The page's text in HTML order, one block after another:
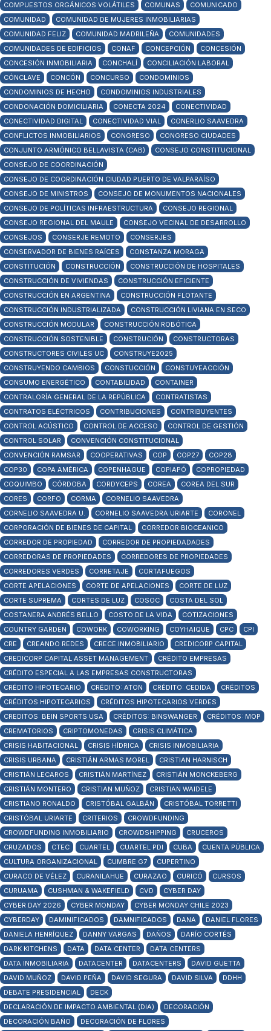
COMPUESTOS ORGÁNICOS VOLÁTILES COMUNAS
COMUNICADO
COMUNIDAD
COMUNIDAD DE MUJERES INMOBILIARIAS
COMUNIDAD FELIZ
COMUNIDAD MADRILEÑA
COMUNIDADES
COMUNIDADES DE EDIFICIOS
CONAF CONCEPCIÓN
CONCESIÓN
CONCESIÓN INMOBILIARIA
CONCHALÍ
CONCILIACIÓN LABORAL
CÓNCLAVE
CONCÓN CONCURSO
CONDOMINIOS
CONDOMINIOS DE HECHO
CONDOMINIOS INDUSTRIALES
CONDONACIÓN DOMICILIARIA
CONECTA 2024
CONECTIVIDAD
CONECTIVIDAD DIGITAL
CONECTIVIDAD VIAL
CONERLIO SAAVEDRA
CONFLICTOS INMOBILIARIOS
CONGRESO
CONGRESO CIUDADES
CONJUNTO ARMÓNICO BELLAVISTA (CAB)
CONSEJO CONSTITUCIONAL
CONSEJO DE COORDINACIÓN
CONSEJO DE COORDINACIÓN CIUDAD PUERTO DE VALPARAÍSO
CONSEJO DE MINISTROS
CONSEJO DE MONUMENTOS NACIONALES
CONSEJO DE POLÍTICAS INFRAESTRUCTURA
CONSEJO REGIONAL
CONSEJO REGIONAL DEL MAULE
CONSEJO VECINAL DE DESARROLLO
CONSEJOS
CONSERJE REMOTO
CONSERJES
CONSERVADOR DE BIENES RAÍCES
CONSTANZA MORAGA
CONSTITUCIÓN
CONSTRUCCIÓN
CONSTRUCCIÓN DE HOSPITALES
CONSTRUCCIÓN DE VIVIENDAS
CONSTRUCCIÓN EFICIENTE
CONSTRUCCIÓN EN ARGENTINA
CONSTRUCCIÓN FLOTANTE
CONSTRUCCIÓN INDUSTRIALIZADA
CONSTRUCCIÓN LIVIANA EN SECO
CONSTRUCCIÓN MODULAR
CONSTRUCCIÓN ROBÓTICA
CONSTRUCCIÓN SOSTENIBLE
CONSTRUCIÓN
CONSTRUCTORAS
CONSTRUCTORES CIVILES UC
CONSTRUYE2025
CONSTRUYENDO CAMBIOS
CONSTUCCIÓN
CONSTUYEACCIÓN
CONSUMO ENERGÉTICO
CONTABILIDAD
CONTAINER
CONTRALORÍA GENERAL DE LA REPÚBLICA
CONTRATISTAS
CONTRATOS ELÉCTRICOS
CONTRIBUCIONES
CONTRIBUYENTES
CONTROL ACÚSTICO
CONTROL DE ACCESO
CONTROL DE GESTIÓN
CONTROL SOLAR
CONVENCIÓN CONSTITUCIONAL
CONVENCIÓN RAMSAR
COOPERATIVAS COP COP27
COP28
COP30
COPA AMÉRICA COPENHAGUE COPIAPÓ
COPROPIEDAD
COQUIMBO
CÓRDOBA CORDYCEPS COREA
COREA DEL SUR
CORES
CORFO CORMA
CORNELIO SAAVEDRA
CORNELIO SAAVEDRA U.
CORNELIO SAAVEDRA URIARTE
CORONEL
CORPORACIÓN DE BIENES DE CAPITAL
CORREDOR BIOCEANICO
CORREDOR DE PROPIEDAD
CORREDOR DE PROPIEDADADES
CORREDORAS DE PROPIEDADES
CORREDORES DE PROPIEDADES
CORREDORES VERDES
CORRETAJE
CORTAFUEGOS
CORTE APELACIONES
CORTE DE APELACIONES
CORTE DE LUZ
CORTE SUPREMA
CORTES DE LUZ COSOC
COSTA DEL SOL
COSTANERA ANDRÉS BELLO
COSTO DE LA VIDA
COTIZACIONES
COUNTRY GARDEN
COWORK COWORKING COYHAIQUE CPC
CPI
CRE
CREANDO REDES CRECE INMOBILIARIO
CREDICORP CAPITAL
CREDICORP CAPITAL ASSET MANAGEMENT
CRÉDITO EMPRESAS
CRÉDITO ESPECIAL A LAS EMPRESAS CONSTRUCTORAS
CRÉDITO HIPOTECARIO
CRÉDITO: ATON CRÉDITO: CEDIDA
CRÉDITOS
CRÉDITOS HIPOTECARIOS
CRÉDITOS HIPOTECARIOS VERDES
CREDITOS: BEIN SPORTS USA
CRÉDITOS: BINSWANGER
CRÉDITOS: MOP
CREMATORIOS
CRIPTOMONEDAS
CRISIS CLIMÁTICA
CRISIS HABITACIONAL
CRISIS HÍDRICA
CRISIS INMOBILIARIA
CRISIS URBANA
CRISTIÁN ARMAS MOREL
CRISTIAN HARNISCH
CRISTIÁN LECAROS
CRISTIÁN MARTÍNEZ
CRISTIÁN MONCKEBERG
CRISTIÁN MONTERO
CRISTIAN MUÑOZ
CRISTIAN WAIDELE
CRISTIANO RONALDO
CRISTÓBAL GALBÁN
CRISTÓBAL TORRETTI
CRISTÓBAL URIARTE
CRITERIOS
CROWDFUNDING
CROWDFUNDING INMOBILIARIO
CROWDSHIPPING
CRUCEROS
CRUZADOS
CTEC CUARTEL CUARTEL PDI CUBA
CUENTA PÚBLICA
CULTURA ORGANIZACIONAL
CUMBRE G7
CUPERTINO
CURACO DE VÉLEZ
CURANILAHUE CURAZAO CURICÓ
CURSOS
CURUAMA
CUSHMAN & WAKEFIELD CVD
CYBER DAY
CYBER DAY 2026
CYBER MONDAY
CYBER MONDAY CHILE 2023
CYBERDAY
DAMINIFICADOS DAMNIFICADOS DANA
DANIEL FLORES
DANIELA HENRÍQUEZ
DANNY VARGAS DAÑOS
DARÍO CORTÉS
DARK KITCHENS
DATA DATA CENTER
DATA CENTERS
DATA INMOBILIARIA
DATACENTER DATACENTERS
DAVID GUETTA
DAVID MUÑOZ
DAVID PEÑA DAVID SEGURA DAVID SILVA
DDHH
DEBATE PRESIDENCIAL
DECK
DECLARACIÓN DE IMPACTO AMBIENTAL (DIA)
DECORACIÓN
DECORACIÓN BAÑO
DECORACIÓN DE FLORES